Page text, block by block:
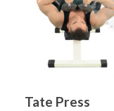
Tate Press